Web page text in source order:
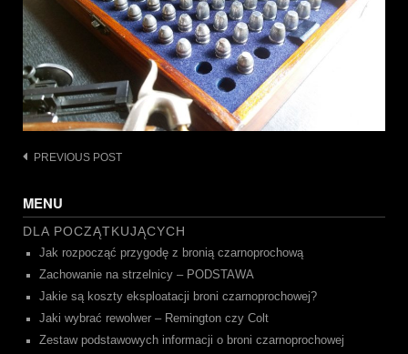
Post
PREVIOUS POST
MENU
DLA POCZĄTKUJĄCYCH
Jak rozpocząć przygodę z bronią czarnoprochową
Zachowanie na strzelnicy – PODSTAWA
Jakie są koszty eksploatacji broni czarnoprochowej?
Jaki wybrać rewolwer – Remington czy Colt
Zestaw podstawowych informacji o broni czarnoprochowej